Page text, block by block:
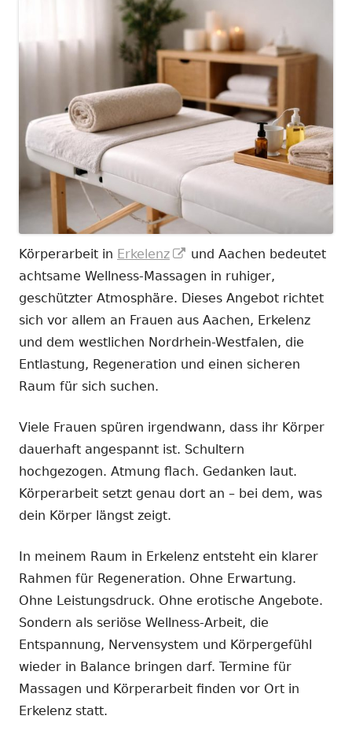
Körperarbeit in Erkelenz
In
neuem
Fenster
öffnen
und Aachen bedeutet
achtsame Wellness-Massagen in ruhiger,
geschützter Atmosphäre. Dieses Angebot richtet
sich vor allem an Frauen aus Aachen, Erkelenz
und dem westlichen Nordrhein-Westfalen, die
Entlastung, Regeneration und einen sicheren
Raum für sich suchen.
Viele Frauen spüren irgendwann, dass ihr Körper
dauerhaft angespannt ist. Schultern
hochgezogen. Atmung flach. Gedanken laut.
Körperarbeit setzt genau dort an – bei dem, was
dein Körper längst zeigt.
In meinem Raum in Erkelenz entsteht ein klarer
Rahmen für Regeneration. Ohne Erwartung.
Ohne Leistungsdruck. Ohne erotische Angebote.
Sondern als seriöse Wellness-Arbeit, die
Entspannung, Nervensystem und Körpergefühl
wieder in Balance bringen darf. Termine für
Massagen und Körperarbeit finden vor Ort in
Erkelenz statt.